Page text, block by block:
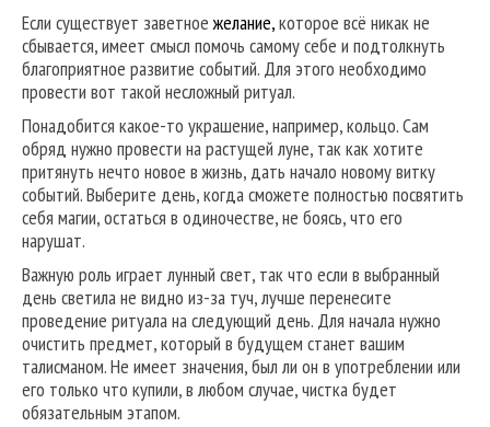
Если существует заветноежелание,которое всё никак не
сбывается, имеет смысл помочь самому себе и подтолкнуть
благоприятное развитие событий. Для этого необходимо
провести вот такой несложный ритуал.
Понадобится какое-то украшение, например, кольцо. Сам
обряд нужно провести на растущей луне, так как хотите
притянуть нечто новое в жизнь, дать начало новому витку
событий. Выберите день, когда сможете полностью посвятить
себя магии, остаться в одиночестве, не боясь, что его
нарушат.
Важную роль играет лунный свет, так что если в выбранный
день светила не видно из-за туч, лучше перенесите
проведение ритуала на следующий день. Для начала нужно
очистить предмет, который в будущем станет вашим
талисманом. Не имеет значения, был ли он в употреблении или
его только что купили, в любом случае, чистка будет
обязательным этапом.